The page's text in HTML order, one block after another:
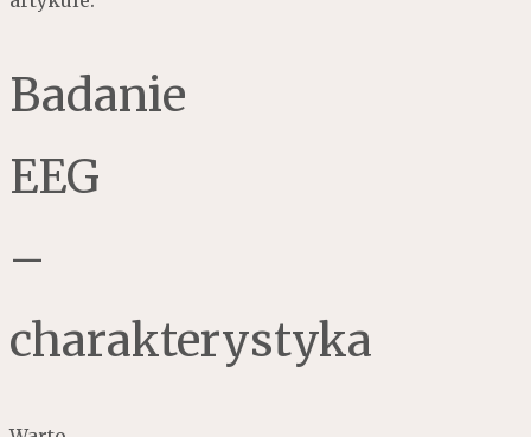
Badanie
EEG
–
charakterystyka